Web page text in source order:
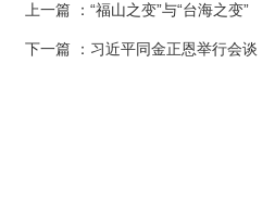
上一篇 ：“福山之变”与“台海之变”
下一篇 ：习近平同金正恩举行会谈